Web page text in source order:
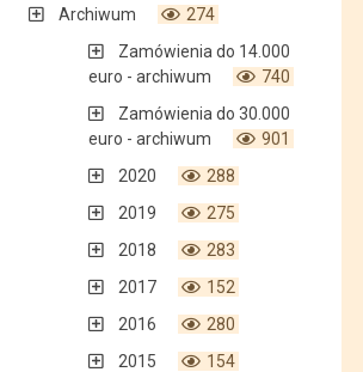
Archiwum
274
Zamówienia do 14.000
euro - archiwum
740
Zamówienia do 30.000
euro - archiwum
901
2020
288
2019
275
2018
283
2017
152
2016
280
2015
154